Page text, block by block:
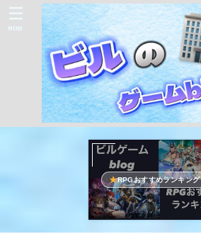
MENU
RPGおすすめランキング